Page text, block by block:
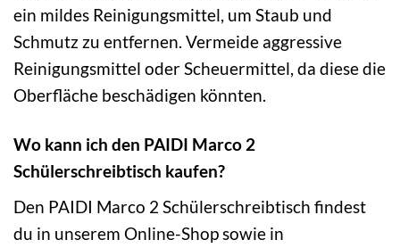
ein mildes Reinigungsmittel, um Staub und
Schmutz zu entfernen. Vermeide aggressive
Reinigungsmittel oder Scheuermittel, da diese die
Oberfläche beschädigen könnten.
Wo kann ich den PAIDI Marco 2
Schülerschreibtisch kaufen?
Den PAIDI Marco 2 Schülerschreibtisch findest
du in unserem Online-Shop sowie in